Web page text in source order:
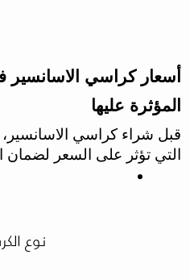
أسعار كراسي
المؤثرة عليها
قبل شراء كراسي
التي تؤثر على السعر لضمان
نوع